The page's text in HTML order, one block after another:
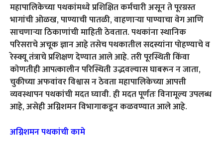
महापालिकेच्या पथकांमध्ये प्रशिक्षित कर्मचारी असून ते पूरग्रस्त
भागांची ओळख, पाण्याची पातळी, वाहणाऱ्या पाण्याचा वेग आणि
साचणाऱ्या ठिकाणांची माहिती ठेवतात. पथकांना स्थानिक
परिसराचे अचूक ज्ञान आहे तसेच पथकातील सदस्यांना पोहण्याचे व
रेस्क्यू तंत्राचे प्रशिक्षण देण्यात आले आहे. तरी पूरस्थिती किंवा
कोणतीही आपत्कालीन परिस्थिती उद्भवल्यास घाबरून न जाता,
चुकीच्या अफवांवर विश्वास न ठेवता महापालिकेच्या आपत्ती
व्यवस्थापन पथकांची मदत घ्यावी. ही मदत पूर्णतः विनामूल्य उपलब्ध
आहे, असेही अग्निशमन विभागाकडून कळवण्यात आले आहे.
अग्निशमन पथकांची कामे